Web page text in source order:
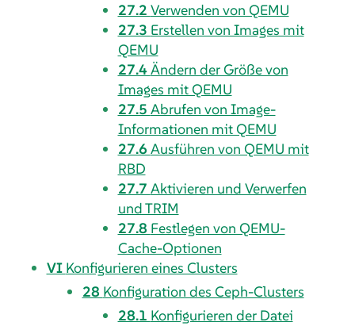
27.2 Verwenden von QEMU
27.3 Erstellen von Images mit
QEMU
27.4Ändern der Größe von
Images mit QEMU
27.5 Abrufen von Image-
Informationen mit QEMU
27.6 Ausführen von QEMU mit
RBD
27.7 Aktivieren und Verwerfen
und TRIM
27.8 Festlegen von QEMU-
Cache-Optionen
VI Konfigurieren eines Clusters
28 Konfiguration des Ceph-Clusters
28.1 Konfigurieren der Datei